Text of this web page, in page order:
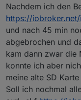
Nachdem ich den
https://
und nach 45 min
abgebrochen und
kam dann zwar die
konnte ich aber
meine alte SD
Soll ich nochmal